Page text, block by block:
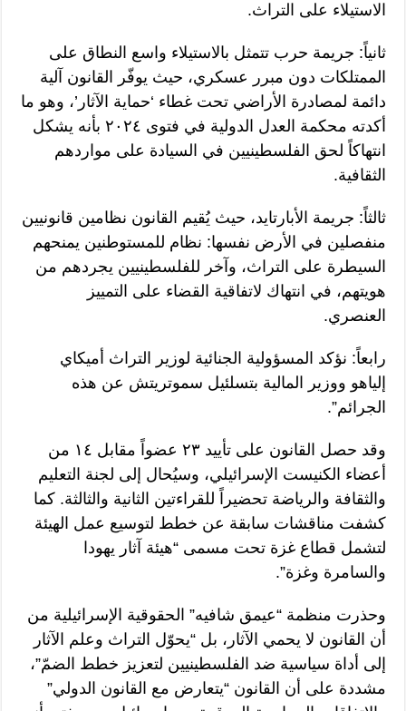
الاستيلاء على التراث.
ثانياً: جريمة حرب تتمثل بالاستيلاء واسع النطاق على
الممتلكات دون مبرر عسكري، حيث يوفّر القانون آلية
دائمة لمصادرة الأراضي تحت غطاء ‘حماية الآثار’، وهو ما
أكدته محكمة العدل الدولية في فتوى ٢٠٢٤ بأنه يشكل
انتهاكاً لحق الفلسطينيين في السيادة على مواردهم
الثقافية.
ثالثاً: جريمة الأبارتايد، حيث يُقيم القانون نظامين قانونيين
منفصلين في الأرض نفسها: نظام للمستوطنين يمنحهم
السيطرة على التراث، وآخر للفلسطينيين يجردهم من
هويتهم، في انتهاك لاتفاقية القضاء على التمييز
العنصري.
رابعاً: نؤكد المسؤولية الجنائية لوزير التراث أميكاي
إلياهو ووزير المالية بتسلئيل سموتريتش عن هذه
الجرائم”.
وقد حصل القانون على تأييد ٢٣ عضواً مقابل ١٤ من
أعضاء الكنيست الإسرائيلي، وسيُحال إلى لجنة التعليم
والثقافة والرياضة تحضيراً للقراءتين الثانية والثالثة. كما
كشفت مناقشات سابقة عن خطط لتوسيع عمل الهيئة
لتشمل قطاع غزة تحت مسمى “هيئة آثار يهودا
والسامرة وغزة”.
وحذرت منظمة “عيمق شافيه” الحقوقية الإسرائيلية من
أن القانون لا يحمي الآثار، بل “يحوّل التراث وعلم الآثار
إلى أداة سياسية ضد الفلسطينيين لتعزيز خطط الضمّ”،
مشددة على أن القانون “يتعارض مع القانون الدولي”